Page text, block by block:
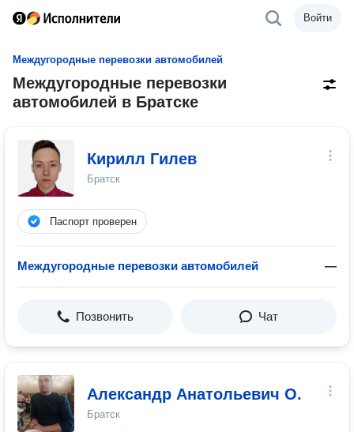
Войти
Междугородные перевозки автомобилей
Междугородные перевозки
автомобилей в Братске
Кирилл Гилев
Братск
Паспорт проверен
Междугородные перевозки автомобилей —
Позвонить Чат
Александр Анатольевич О.
Братск